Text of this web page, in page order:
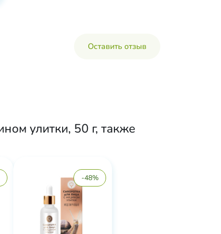
Оставить отзыв
улитки, 50 г, также
-48%